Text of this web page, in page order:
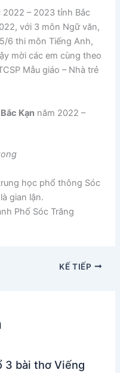
– 2023 tỉnh Bắc
với 3 môn Ngữ văn,
6 thi môn Tiếng Anh,
mời các em cùng theo
Mẫu giáo – Nhà trẻ
Bắc Kạn năm 2022 –
học phổ thông Sóc
gian lận.
Phố Sóc Trăng
KẾ TIẾP
3 bài thơ Viếng